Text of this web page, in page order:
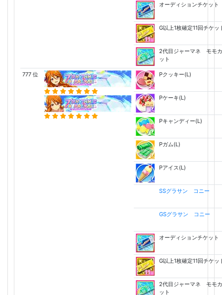
オーディションチケット
G以上1枚確定11回チケッ
2代目ジャーマネ モモ
ット
777 位 Pクッキー(L)
Pケーキ(L)
Pキャンディー(L)
Pガム(L)
Pアイス(L)
SSグラサン コニー
GSグラサン コニー
オーディションチケット
G以上1枚確定11回チケッ
2代目ジャーマネ モモ
ット